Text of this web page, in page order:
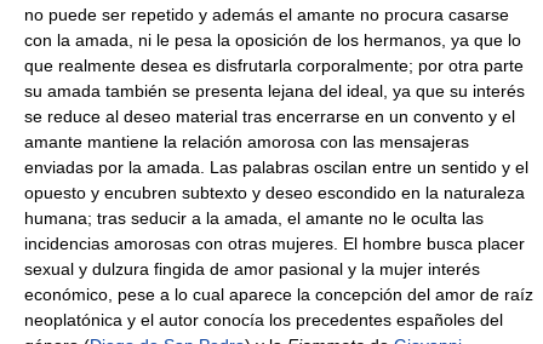
no puede ser repetido y además el amante no procura casarse
con la amada, ni le pesa la oposición de los hermanos, ya que lo
que realmente desea es disfrutarla corporalmente; por otra parte
su amada también se presenta lejana del ideal, ya que su interés
se reduce al deseo material tras encerrarse en un convento y el
amante mantiene la relación amorosa con las mensajeras
enviadas por la amada. Las palabras oscilan entre un sentido y el
opuesto y encubren subtexto y deseo escondido en la naturaleza
humana; tras seducir a la amada, el amante no le oculta las
incidencias amorosas con otras mujeres. El hombre busca placer
sexual y dulzura fingida de amor pasional y la mujer interés
económico, pese a lo cual aparece la concepción del amor de raíz
neoplatónica y el autor conocía los precedentes españoles del